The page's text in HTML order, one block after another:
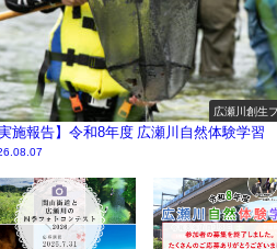
広瀬川創生
実施報告】令和8年度 広瀬川自然体験学習